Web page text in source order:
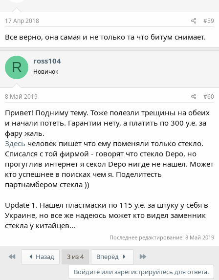
17 Апр 2018 #59
Все верно, она самая и не только та что битум снимает.
R ross104
Новичок
8 Май 2019 #60
Привет! Подниму тему. Тоже полезли трещины на обеих
и начали потеть. Гарантии нету, а платить по 300 у.е. за
фару жаль.
Здесь человек пишет что ему поменяли только стекло.
Списался с той фирмой - говорят что стекло Depo, но
прогуглив интернет я секол Depo нигде не нашел. Может
кто успешнее в поисках чем я. Поделитесть
партнамбером стекла ))
Update 1. Нашел пластмаски по 115 у.е. за штуку у себя в
Украине, но все же надеюсь может кто видел заменник
стекла у китайцев...
Последнее редактирование: 8 Май 2019
Назад 3 из 4 Вперёд
Войдите или зарегистрируйтесь для ответа.